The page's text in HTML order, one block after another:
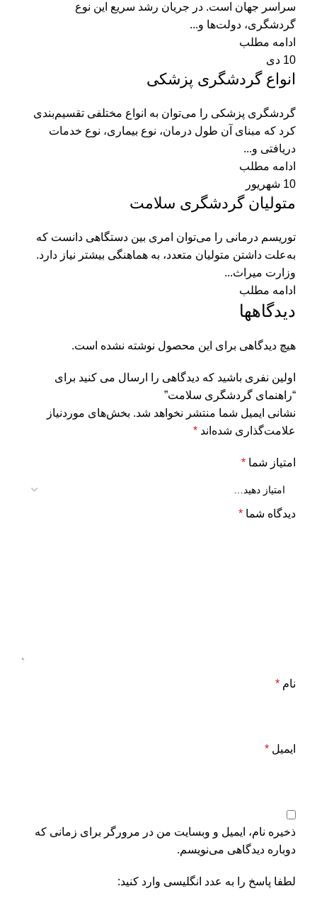
سراسر جهان است. در جریان رشد سریع این نوع
گردشگری، دولت‌ها و...
ادامه مطلب
10 دی
انواع گردشگری پزشکی
گردشگری پزشکی را می‌توان به انواع مختلفی تقسیم‌بندی
کرد که مبنای آن طول درمان، نوع بیماری، نوع خدمات
دریافتی و...
ادامه مطلب
10 شهریور
متولیان گردشگری سلامت
توریسم درمانی را می‌توان امری بین دستگاهی دانست که
به‌علت داشتن متولیان متعدد، به هماهنگی بیشتر نیاز دارد.
وزارت میراث...
ادامه مطلب
دیدگاهها
هیچ دیدگاهی برای این محصول نوشته نشده است.
اولین نفری باشید که دیدگاهی را ارسال می کنید برای
“راهنمای گردشگری سلامت”
نشانی ایمیل شما منتشر نخواهد شد. بخش‌های موردنیاز
علامت‌گذاری شده‌اند *
امتیاز شما *
دیدگاه شما *
نام *
ایمیل *
ذخیره نام، ایمیل و وبسایت من در مرورگر برای زمانی که
دوباره دیدگاهی می‌نویسم.
لطفا پاسخ را به عدد انگلیسی وارد کنید: